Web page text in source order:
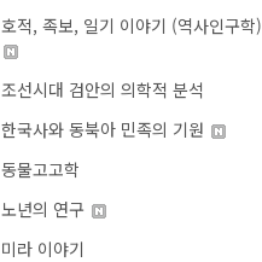
호적, 족보, 일기 이야기 (역사인구학)
조선시대 검안의 의학적 분석
한국사와 동북아 민족의 기원
동물고고학
노년의 연구
미라 이야기